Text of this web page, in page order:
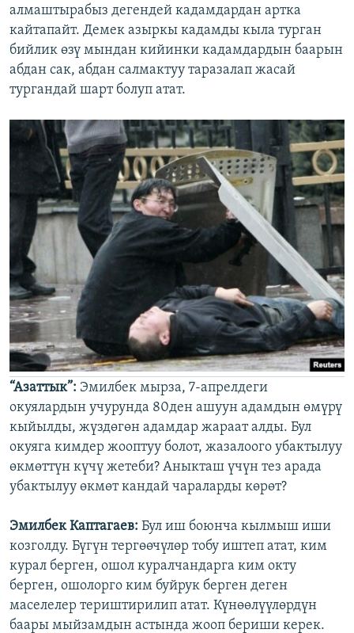
алмаштырабыз дегендей кадамдардан артка
кайтапайт. Демек азыркы кадамды кыла турган
бийлик өзү мындан кийинки кадамдардын баарын
абдан сак, абдан салмактуу таразалап жасай
тургандай шарт болуп атат.
“Азаттык”: Эмилбек мырза, 7-апрелдеги
окуялардын учурунда 80ден ашуун адамдын өмүрү
кыйылды, жүздөгөн адамдар жараат алды. Бул
окуяга кимдер жооптуу болот, жазалоого убактылуу
өкмөттүн күчү жетеби? Аныкташ үчүн тез арада
убактылуу өкмөт кандай чараларды көрөт?
Эмилбек Каптагаев: Бул иш боюнча кылмыш иши
козголду. Бүгүн тергөөчүлөр тобу иштеп атат, ким
курал берген, ошол куралчандарга ким окту
берген, ошолорго ким буйрук берген деген
маселелер териштирилип атат. Күнөөлүүлөрдүн
баары мыйзамдын астында жооп бериши керек.